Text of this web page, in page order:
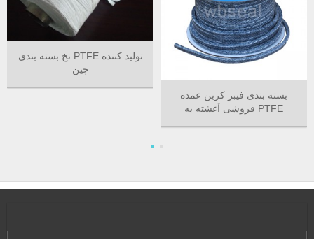
نخ بسته بندی PTFE تولید کننده
چین
بسته بندی فیبر کربن عمده
فروشی آغشته به PTFE